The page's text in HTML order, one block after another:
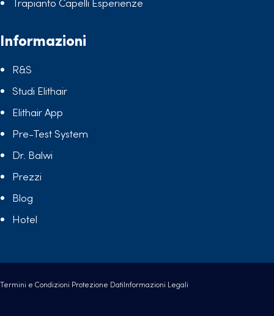
Informazioni
R&S
Studi Elithair
Elithair App
Pre-Test System
Dr. Balwi
Prezzi
Blog
Hotel
Termini e Condizioni Protezione DatiInformazioni Legali